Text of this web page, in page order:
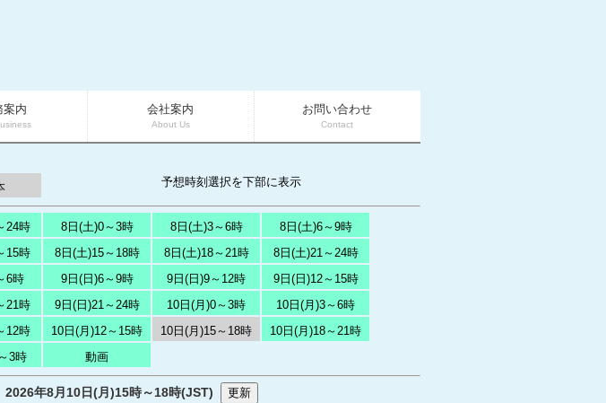
案内 会社案内
About Us
お問い合わせ
Contact
予想時刻選択を下部に表示
24時 8日(土)0～3時 8日(土)3～6時
8日(土)6～9時
15時 8日(土)15～18時 8日(土)18～21時
8日(土)21～24時
6時 9日(日)6～9時 9日(日)9～12時
9日(日)12～15時
21時 9日(日)21～24時 10日(月)0～3時
10日(月)3～6時
12時 10日(月)12～15時 10日(月)15～18時
10日(月)18～21時
3時 動画
2026年8月10日(月)15時～18時(JST) 更新